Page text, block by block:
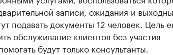
записи, ожидания и
подавать документы 12 человек. Цель
обслуживание клиентов без участия
будут только консультанты.